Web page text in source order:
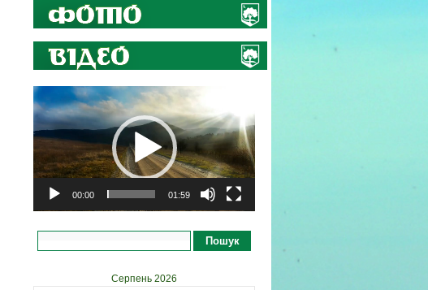
Відеопрогравач
00:00 01:59
Пошук
Серпень 2026